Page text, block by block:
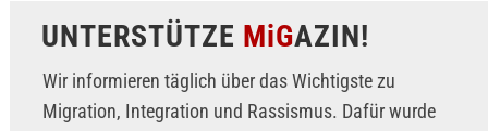
UNTERSTÜTZE MiGAZIN!
Wir informieren täglich über das Wichtigste zu
Migration, Integration und Rassismus. Dafür wurde